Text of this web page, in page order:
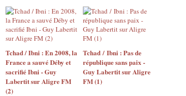
Tchad / Ibni : En 2008, la
France a sauvé Déby et
sacrifié Ibni - Guy
Labertit sur Aligre FM
(2)
Tchad / Ibni : Pas de
république sans paix -
Guy Labertit sur Aligre
FM (1)